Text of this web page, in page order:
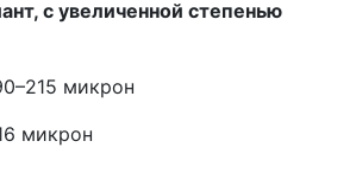
с увеличенной степенью
микрон
микрон